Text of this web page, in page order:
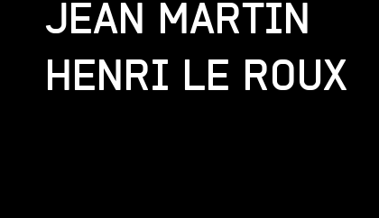
JEAN MARTIN
HENRI LE ROUX